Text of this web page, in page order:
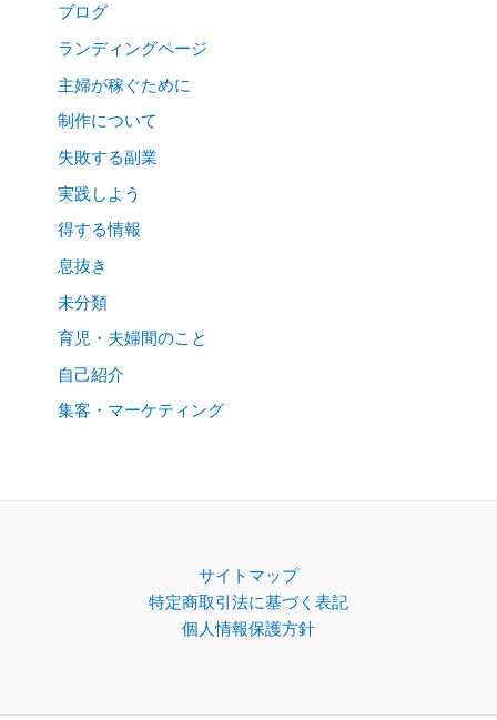
ブログ
ランディングページ
主婦が稼ぐために
制作について
失敗する副業
実践しよう
得する情報
息抜き
未分類
育児・夫婦間のこと
自己紹介
集客・マーケティング
サイトマップ
特定商取引法に基づく表記
個人情報保護方針